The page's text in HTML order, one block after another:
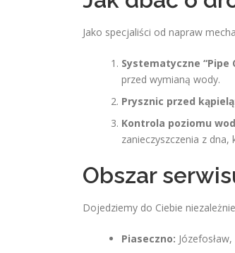
Jako specjaliści od napraw
Systematyczne “Pipe
przed wymianą wody.
Prysznic przed
Kontrola poziomu
zanieczyszczenia z
Obszar
Dojedziemy do Ciebie
Piaseczno: